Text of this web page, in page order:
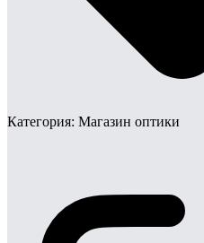
Категория: Магазин оптики